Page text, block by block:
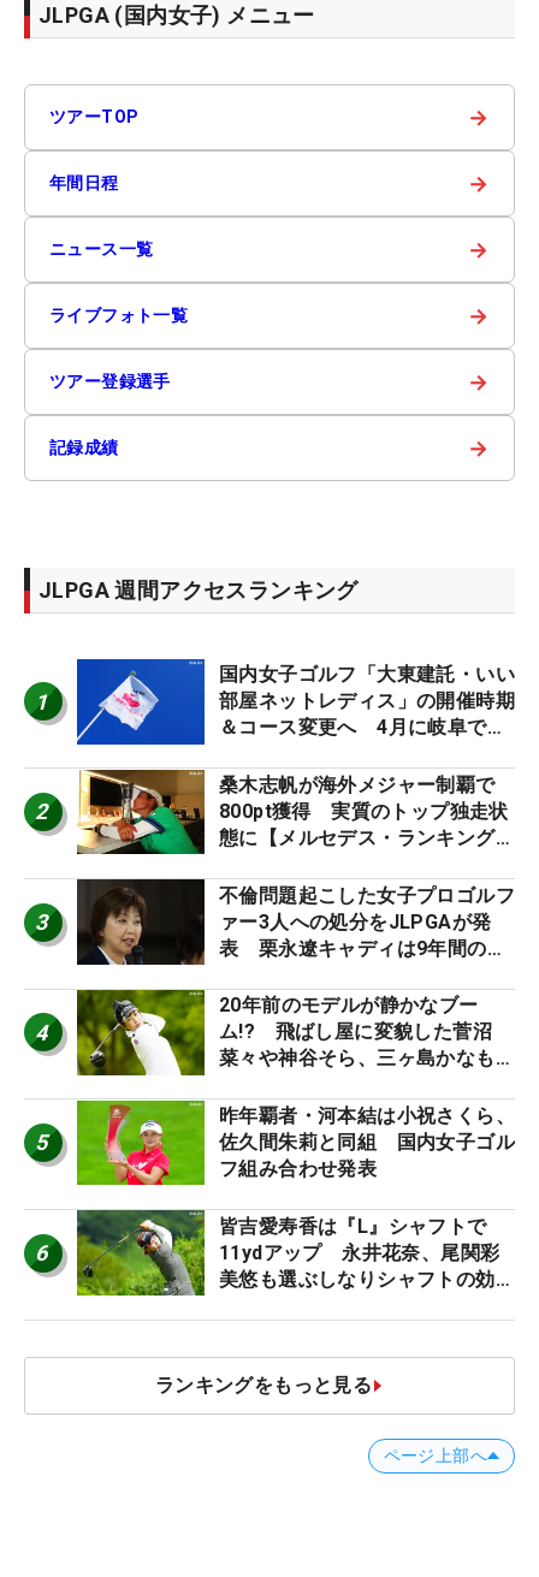
JLPGA (国内女子) メニュー
ツアーTOP →
年間日程 →
ニュース一覧 →
ライブフォト一覧 →
ツアー登録選手 →
記録成績 →
JLPGA 週間アクセスランキング
1
国内女子ゴルフ「大東建託・いい
部屋ネットレディス」の開催時期
＆コース変更へ 4月に岐阜で開
2
桑木志帆が海外メジャー制覇で
800pt獲得 実質のトップ独走状
態に【メルセデス・ランキング番
3
不倫問題起こした女子プロゴルフ
ァー3人への処分をJLPGAが発
表 栗永遼キャディは9年間の立
4
20年前のモデルが静かなブー
ム!? 飛ばし屋に変貌した菅沼
菜々や神谷そら、三ヶ島かなも使
ロたちの“飛ばしギア”】
5
昨年覇者・河本結は小祝さくら、
佐久間朱莉と同組 国内女子ゴル
フ組み合わせ発表
6
皆吉愛寿香は『L』シャフトで
11ydアップ 永井花奈、尾関彩
美悠も選ぶしなりシャフトの効果
ランキングをもっと見る
ページ上部へ